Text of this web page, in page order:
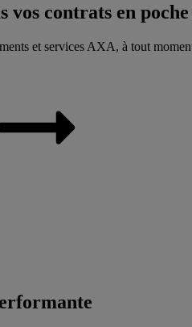
contrats en poche
et services AXA, à tout